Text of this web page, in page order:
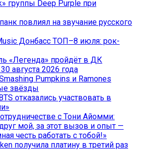
группы Deep Purple при
повлиял на звучание русского
Донбасс ТОП–8 июля: рок-
«Легенда» пройдёт в ДК
августа 2026 года
Pumpkins и Ramones
звёзды
отказались участвовать в
с Тони Айомми:
мой, за этот вызов и опыт —
честь работать с тобой!»
получила платину в третий раз